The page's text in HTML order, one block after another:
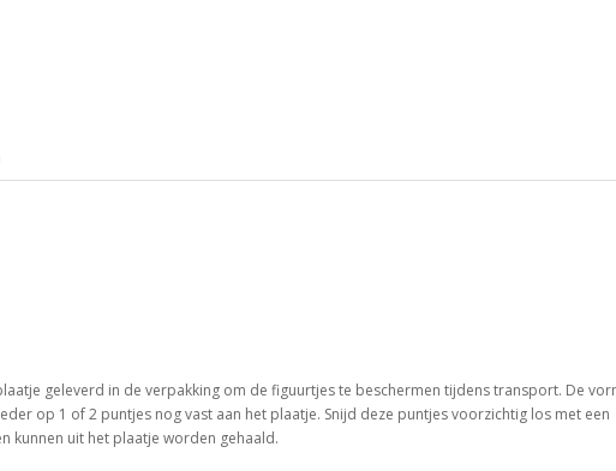
geleverd in de verpakking om de figuurtjes te beschermen tijdens transport. De
op 1 of 2 puntjes nog vast aan het plaatje. Snijd deze puntjes voorzichtig los met een
kunnen uit het plaatje worden gehaald.